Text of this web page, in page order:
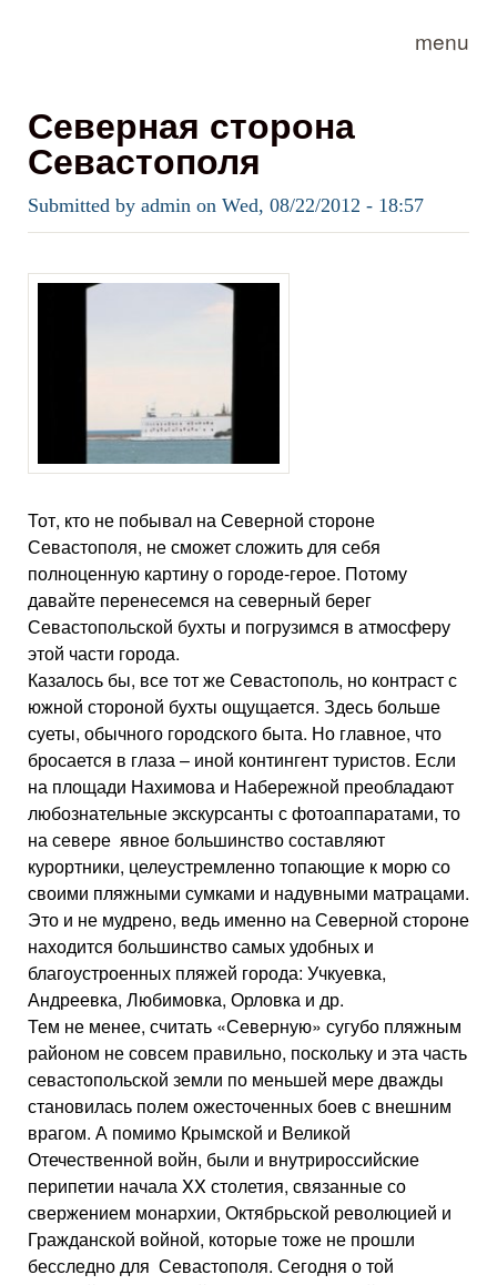
menu
Северная сторона
Севастополя
Submitted by admin on Wed, 08/22/2012 - 18:57
Тот, кто не побывал на Северной стороне
Севастополя, не сможет сложить для себя
полноценную картину о городе-герое. Потому
давайте перенесемся на северный берег
Севастопольской бухты и погрузимся в атмосферу
этой части города.
Казалось бы, все тот же Севастополь, но контраст с
южной стороной бухты ощущается. Здесь больше
суеты, обычного городского быта. Но главное, что
бросается в глаза – иной контингент туристов. Если
на площади Нахимова и Набережной преобладают
любознательные экскурсанты с фотоаппаратами, то
на севере явное большинство составляют
курортники, целеустремленно топающие к морю со
своими пляжными сумками и надувными матрацами.
Это и не мудрено, ведь именно на Северной стороне
находится большинство самых удобных и
благоустроенных пляжей города: Учкуевка,
Андреевка, Любимовка, Орловка и др.
Тем не менее, считать «Северную» сугубо пляжным
районом не совсем правильно, поскольку и эта часть
севастопольской земли по меньшей мере дважды
становилась полем ожесточенных боев с внешним
врагом. А помимо Крымской и Великой
Отечественной войн, были и внутрироссийские
перипетии начала XX столетия, связанные со
свержением монархии, Октябрьской революцией и
Гражданской войной, которые тоже не прошли
бесследно для Севастополя. Сегодня о той